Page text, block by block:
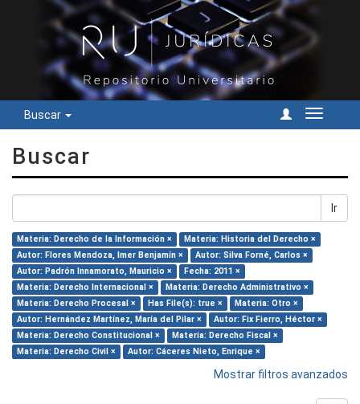
Buscar
Cambiar
Buscar
Ir
Materia: Derecho de la Información ×
Materia: Historia del Derecho ×
Autor: Flores Mendoza, Imer Benjamín ×
Autor: Silva Forné, Carlos ×
Autor: Padrón Innamorato, Mauricio ×
Fecha: 2011 ×
Materia: Derecho Internacional ×
Materia: Derecho Administrativo ×
Materia: Derecho Procesal ×
Has File(s): true ×
Materia: Otro ×
Autor: Hernández Martínez, María del Pilar ×
Autor: Fix Fierro, Héctor ×
Materia: Derecho Constitucional ×
Materia: Derecho Fiscal ×
Materia: Derecho Civil ×
Autor: Cáceres Nieto, Enrique ×
Mostrar filtros avanzados